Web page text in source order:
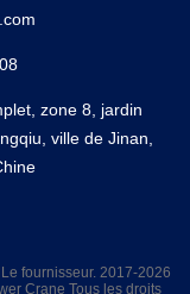
zone 8, jardin
ville de Jinan,
fournisseur. 2017-2026
Crane Tous les droits